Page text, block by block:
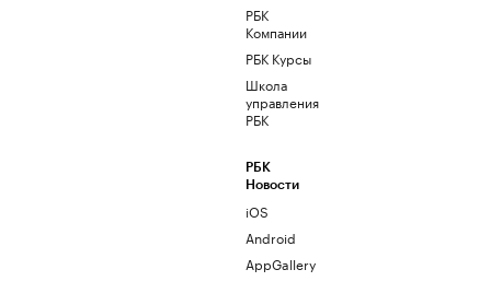
РБК
Компании
РБК Курсы
Школа
управления
РБК
РБК
Новости
iOS
Android
AppGallery